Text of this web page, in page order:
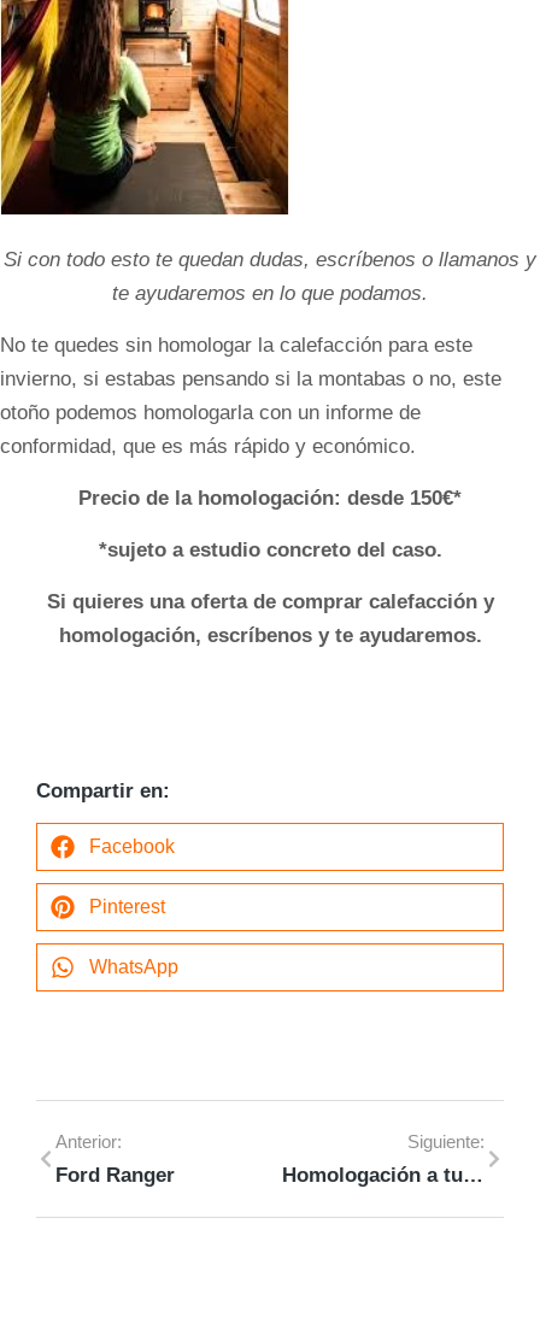
Si con todo esto te quedan dudas, escríbenos o llamanos y
te ayudaremos en lo que podamos.
No te quedes sin homologar la calefacción para este
invierno, si estabas pensando si la montabas o no, este
otoño podemos homologarla con un informe de
conformidad, que es más rápido y económico.
Precio de la homologación: desde 150€*
*sujeto a estudio concreto del caso.
Si quieres una oferta de comprar calefacción y
homologación, escríbenos y te ayudaremos.
Compartir en:
Facebook
Pinterest
WhatsApp
Anterior:
Ford Ranger
Siguiente:
Homologación a tu medida- Desplazamiento y Financiación.